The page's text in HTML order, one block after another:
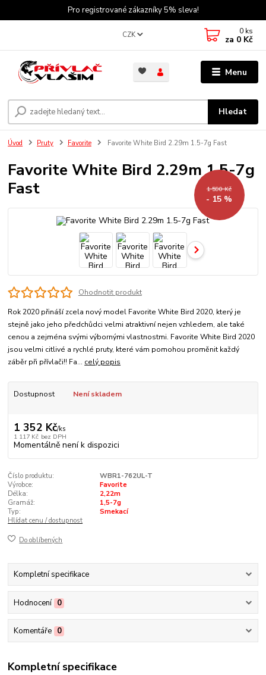
Pro registrované zákazníky 5% sleva!
Menu
CZK
Hledat
0 ks
za 0 Kč
Úvod Pruty Favorite Favorite White Bird 2.29m 1.5-7g Fast
Favorite White Bird 2.29m 1.5-7g
Fast
1 590 Kč
- 15 %
Ohodnotit produkt
Rok 2020 přináší zcela nový model Favorite White Bird 2020, který je
stejně jako jeho předchůdci velmi atraktivní nejen vzhledem, ale také
cenou a zejména svými výbornými vlastnostmi. Favorite White Bird 2020
jsou velmi citlivé a rychlé pruty, které vám pomohou proměnit každý
záběr při přívlači!! Fa... celý popis
Dostupnost Není skladem
1 352 Kč/ks
1 117 Kč bez DPH
Momentálně není k dispozici
Číslo produktu:
WBR1-762UL-T
Výrobce:
Favorite
Délka:
2,22m
Gramáž:
1,5-7g
Typ:
Smekací
Hlídat cenu / dostupnost
Do oblíbených
Kompletní specifikace
Hodnocení 0
Komentáře 0
Kompletní specifikace